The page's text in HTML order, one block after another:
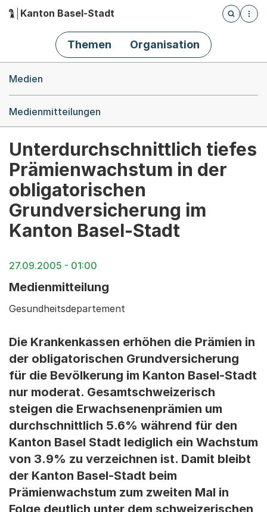
Hauptnavigation
Kanton Basel-Stadt
Öffnet
Themen Organisation
Medien
Medienmitteilungen
Unterdurchschnittlich tiefes
Prämienwachstum in der
obligatorischen
Grundversicherung im
Kanton Basel-Stadt
27.09.2005 - 01:00
Medienmitteilung
Gesundheitsdepartement
Die Krankenkassen erhöhen die Prämien in
der obligatorischen Grundversicherung
für die Bevölkerung im Kanton Basel-Stadt
nur moderat. Gesamtschweizerisch
steigen die Erwachsenenprämien um
durchschnittlich 5.6% während für den
Kanton Basel Stadt lediglich ein Wachstum
von 3.9% zu verzeichnen ist. Damit bleibt
der Kanton Basel-Stadt beim
Prämienwachstum zum zweiten Mal in
Folge deutlich unter dem schweizerischen